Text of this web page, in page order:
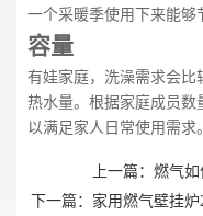
一个采暖季使用下来能够
容量
有娃家庭，洗澡需求会比
热水量。根据家庭成员数
以满足家人日常使用需求。
上一篇： 燃气
下一篇： 家用燃气壁挂